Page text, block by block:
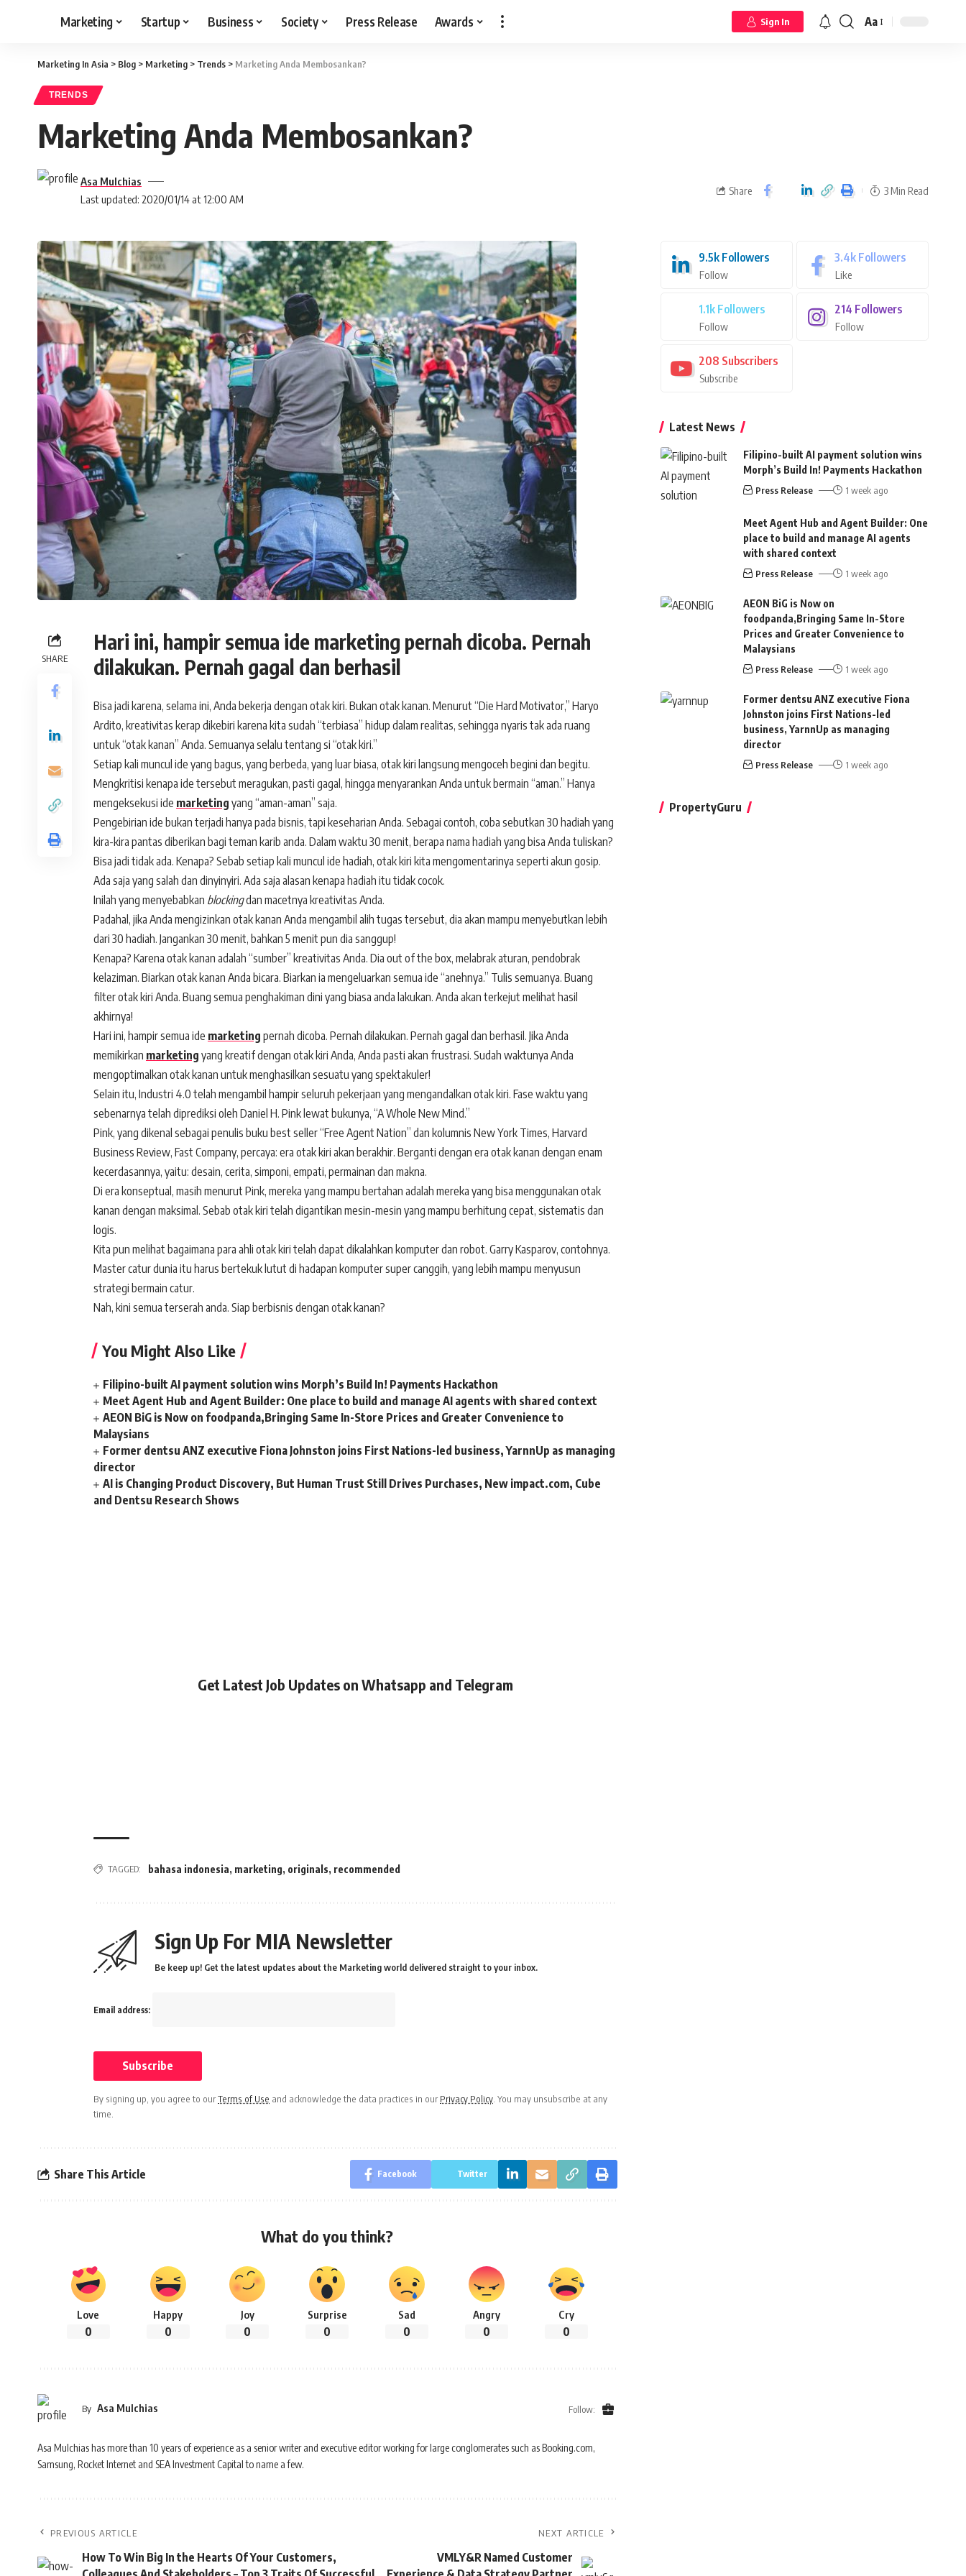
Marketing Startup Business Society Press Release Awards Sign In Aa
Marketing In Asia > Blog > Marketing > Trends > Marketing Anda Membosankan?
TRENDS
Marketing Anda Membosankan?
Last updated: 2020/01/14 at 12:00 AM
Asa Mulchias
Share 3 Min Read
SHARE
Hari ini, hampir semua ide marketing pernah dicoba. Pernah
dilakukan. Pernah gagal dan berhasil
Bisa jadi karena, selama ini, Anda bekerja dengan otak kiri. Bukan otak kanan. Menurut “Die Hard Motivator,” Haryo
Ardito, kreativitas kerap dikebiri karena kita sudah “terbiasa” hidup dalam realitas, sehingga nyaris tak ada ruang
untuk “otak kanan” Anda. Semuanya selalu tentang si “otak kiri.”
Setiap kali muncul ide yang bagus, yang berbeda, yang luar biasa, otak kiri langsung mengoceh begini dan begitu.
Mengkritisi kenapa ide tersebut meragukan, pasti gagal, hingga menyarankan Anda untuk bermain “aman.” Hanya
mengeksekusi ide marketing yang “aman-aman” saja.
Pengebirian ide bukan terjadi hanya pada bisnis, tapi keseharian Anda. Sebagai contoh, coba sebutkan 30 hadiah yang
kira-kira pantas diberikan bagi teman karib anda. Dalam waktu 30 menit, berapa nama hadiah yang bisa Anda tuliskan?
Bisa jadi tidak ada. Kenapa? Sebab setiap kali muncul ide hadiah, otak kiri kita mengomentarinya seperti akun gosip.
Ada saja yang salah dan dinyinyiri. Ada saja alasan kenapa hadiah itu tidak cocok.
Inilah yang menyebabkan blockingdan macetnya kreativitas Anda.
Padahal, jika Anda mengizinkan otak kanan Anda mengambil alih tugas tersebut, dia akan mampu menyebutkan lebih
dari 30 hadiah. Jangankan 30 menit, bahkan 5 menit pun dia sanggup!
Kenapa? Karena otak kanan adalah “sumber” kreativitas Anda. Dia out of the box, melabrak aturan, pendobrak
kelaziman. Biarkan otak kanan Anda bicara. Biarkan ia mengeluarkan semua ide “anehnya.” Tulis semuanya. Buang
filter otak kiri Anda. Buang semua penghakiman dini yang biasa anda lakukan. Anda akan terkejut melihat hasil
akhirnya!
Hari ini, hampir semua ide marketing pernah dicoba. Pernah dilakukan. Pernah gagal dan berhasil. Jika Anda
memikirkan marketing yang kreatif dengan otak kiri Anda, Anda pasti akan frustrasi. Sudah waktunya Anda
mengoptimalkan otak kanan untuk menghasilkan sesuatu yang spektakuler!
Selain itu, Industri 4.0 telah mengambil hampir seluruh pekerjaan yang mengandalkan otak kiri. Fase waktu yang
sebenarnya telah diprediksi oleh Daniel H. Pink lewat bukunya, “A Whole New Mind.”
Pink, yang dikenal sebagai penulis buku best seller “Free Agent Nation” dan kolumnis New York Times, Harvard
Business Review, Fast Company, percaya: era otak kiri akan berakhir. Berganti dengan era otak kanan dengan enam
kecerdasannya, yaitu: desain, cerita, simponi, empati, permainan dan makna.
Di era konseptual, masih menurut Pink, mereka yang mampu bertahan adalah mereka yang bisa menggunakan otak
kanan dengan maksimal. Sebab otak kiri telah digantikan mesin-mesin yang mampu berhitung cepat, sistematis dan
logis.
Kita pun melihat bagaimana para ahli otak kiri telah dapat dikalahkan komputer dan robot. Garry Kasparov, contohnya.
Master catur dunia itu harus bertekuk lutut di hadapan komputer super canggih, yang lebih mampu menyusun
strategi bermain catur.
Nah, kini semua terserah anda. Siap berbisnis dengan otak kanan?
You Might Also Like
Filipino-built AI payment solution wins Morph’s Build In! Payments Hackathon
Meet Agent Hub and Agent Builder: One place to build and manage AI agents with shared context
AEON BiG is Now on foodpanda,Bringing Same In-Store Prices and Greater Convenience to
Malaysians
Former dentsu ANZ executive Fiona Johnston joins First Nations-led business, YarnnUp as managing
director
AI is Changing Product Discovery, But Human Trust Still Drives Purchases, New impact.com, Cube
and Dentsu Research Shows
Get Latest Job Updates on Whatsapp and Telegram
TAGGED: bahasa indonesia, marketing, originals, recommended
Sign Up For MIA Newsletter
Be keep up! Get the latest updates about the Marketing world delivered straight to your inbox.
Email address:
By signing up, you agree to ourTerms of Use and acknowledge the data practices in our Privacy Policy . You may unsubscribe at any
time.
Share This Article Facebook Twitter
What do you think?
Love
0
Happy
0
Joy
0
Surprise
0
Sad
0
Angry
0
Cry
0
By Asa Mulchias Follow:
Asa Mulchias has more than 10 years of experience as a senior writer and executive editor working for large conglomerates such as Booking.com,
Samsung, Rocket Internet and SEA Investment Capital to name a few.
PREVIOUS ARTICLE
How To Win Big In the Hearts Of Your Customers,
NEXT ARTICLE
VMLY&R Named Customer
9.5k Followers
Follow
3.4k Followers
Like
1.1k Followers
Follow
214 Followers
Follow
208 Subscribers
Subscribe
Latest News
Filipino-built AI payment solution wins
Morph’s Build In! Payments Hackathon
Press Release 1 week ago
Meet Agent Hub and Agent Builder: One
place to build and manage AI agents
with shared context
Press Release 1 week ago
AEON BiG is Now on
foodpanda,Bringing Same In-Store
Prices and Greater Convenience to
Malaysians
Press Release 1 week ago
Former dentsu ANZ executive Fiona
Johnston joins First Nations-led
business, YarnnUp as managing
director
Press Release 1 week ago
PropertyGuru